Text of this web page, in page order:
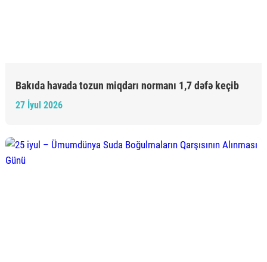
Bakıda havada tozun miqdarı normanı 1,7 dəfə keçib
27 İyul 2026